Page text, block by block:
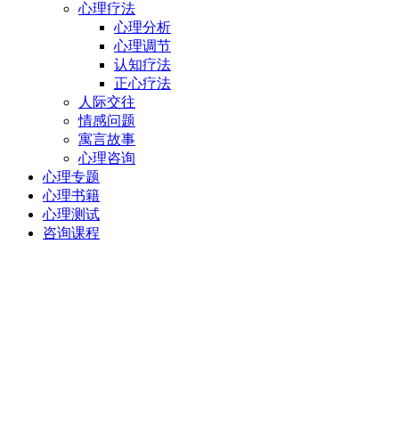
心理疗法
心理分析
心理调节
认知疗法
正心疗法
人际交往
情感问题
寓言故事
心理咨询
心理专题
心理书籍
心理测试
咨询课程